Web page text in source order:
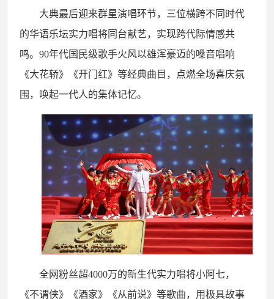
大典最后迎来群星演唱环节，三位横跨不同时代
的华语乐坛实力唱将同台献艺，实现跨代际情感共
鸣。90年代国民级歌手火风以雄浑豪迈的嗓音唱响
《大花轿》《开门红》等经典曲目，点燃全场喜庆氛
围，唤起一代人的集体记忆。
全网粉丝超4000万的新生代实力唱将小阿七，
《不谓侠》《酒家》《从前说》等歌曲，用极具故事